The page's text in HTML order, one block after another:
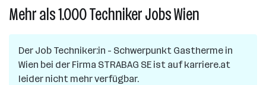
Mehr als 1.000TechnikerJobsWien
Techniker
Jobs
Der Job Techniker:in - Schwerpunkt Gastherme in
Wien bei der Firma STRABAG SE ist auf karriere.at
leider nicht mehr verfügbar.